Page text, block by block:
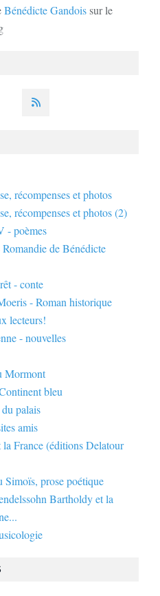
Bénédicte Gandoissur le
récompenses et photos
récompenses et photos (2)
- poèmes
Romandie de Bénédicte
- conte
- Roman historique
lecteurs!
- nouvelles
Mormont
bleu
palais
amis
la France (éditions Delatour
Simoïs, prose poétique
Bartholdy et la